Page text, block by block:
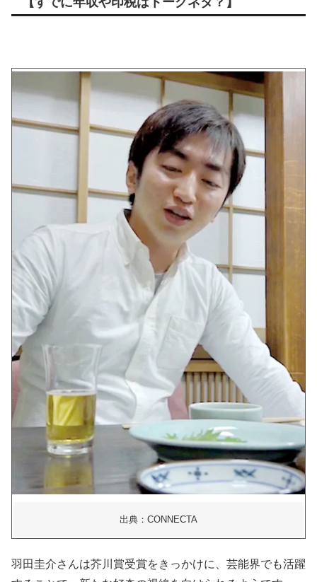
出典：CONNECTA
羽田圭介さんは芥川賞受賞をきっかけに、芸能界でも活躍